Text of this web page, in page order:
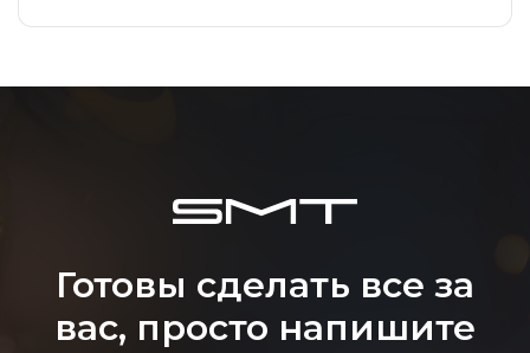
Готовы сделать все за
вас, просто напишите